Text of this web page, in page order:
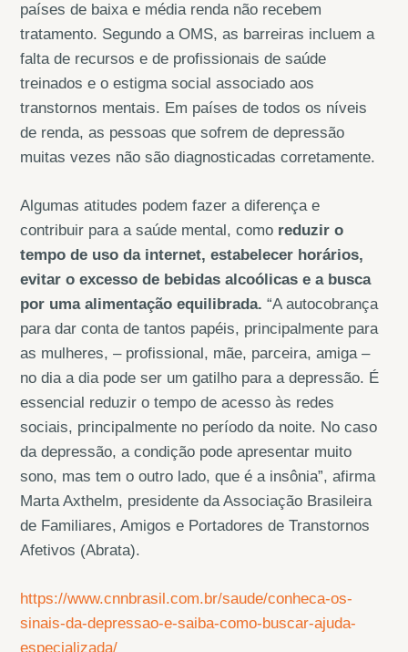
países de baixa e média renda não recebem
tratamento. Segundo a OMS, as barreiras incluem a
falta de recursos e de profissionais de saúde
treinados e o estigma social associado aos
transtornos mentais. Em países de todos os níveis
de renda, as pessoas que sofrem de depressão
muitas vezes não são diagnosticadas corretamente.
Algumas atitudes podem fazer a diferença e
contribuir para a saúde mental, como reduzir o
tempo de uso da internet, estabelecer horários,
evitar o excesso de bebidas alcoólicas e a busca
por uma alimentação equilibrada.“A autocobrança
para dar conta de tantos papéis, principalmente para
as mulheres, – profissional, mãe, parceira, amiga –
no dia a dia pode ser um gatilho para a depressão. É
essencial reduzir o tempo de acesso às redes
sociais, principalmente no período da noite. No caso
da depressão, a condição pode apresentar muito
sono, mas tem o outro lado, que é a insônia”, afirma
Marta Axthelm, presidente da Associação Brasileira
de Familiares, Amigos e Portadores de Transtornos
Afetivos (Abrata).
https://www.cnnbrasil.com.br/saude/conheca-os-
sinais-da-depressao-e-saiba-como-buscar-ajuda-
especializada/